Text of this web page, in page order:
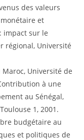
des valeurs
et
impact sur le
régional, Université
Maroc, Université de
à une
au Sénégal,
1, 2001.
budgétaire au
et politiques de